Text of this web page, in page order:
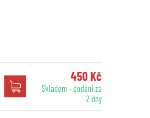
450 Kč
Skladem - dodání za
2 dny